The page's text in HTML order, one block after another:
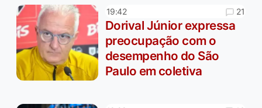
19:42 21
Dorival Júnior expressa
preocupação com o
desempenho do São
Paulo em coletiva